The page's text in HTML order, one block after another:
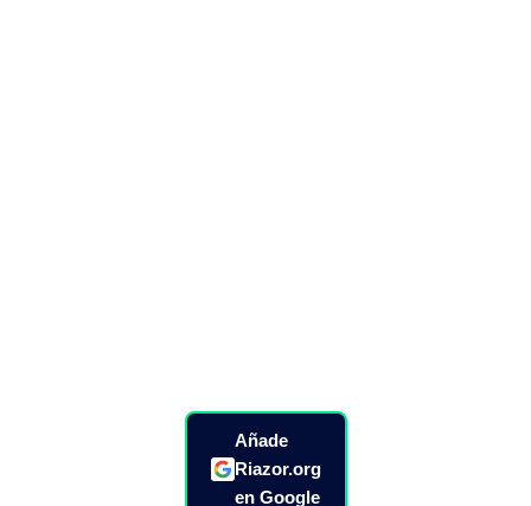
Añade
Riazor.org
en Google